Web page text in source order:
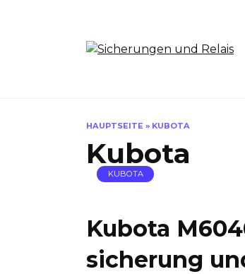
HAUPTSEITE » KUBOTA
Kubota
KUBOTA
Kubota
sicherung